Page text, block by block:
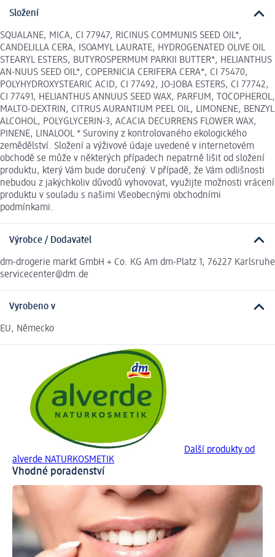
Složení
SQUALANE, MICA, CI 77947, RICINUS COMMUNIS SEED OIL*,
CANDELILLA CERA, ISOAMYL LAURATE, HYDROGENATED OLIVE OIL
STEARYL ESTERS, BUTYROSPERMUM PARKII BUTTER*, HELIANTHUS
AN-NUUS SEED OIL*, COPERNICIA CERIFERA CERA*, CI 75470,
POLYHYDROXYSTEARIC ACID, CI 77492, JO-JOBA ESTERS, CI 77742,
CI 77491, HELIANTHUS ANNUUS SEED WAX, PARFUM, TOCOPHEROL,
MALTO-DEXTRIN, CITRUS AURANTIUM PEEL OIL, LIMONENE, BENZYL
ALCOHOL, POLYGLYCERIN-3, ACACIA DECURRENS FLOWER WAX,
PINENE, LINALOOL * Suroviny z kontrolovaného ekologického
zemědělství. Složení a výživové údaje uvedené v internetovém
obchodě se může v některých případech nepatrně lišit od složení
produktu, který Vám bude doručený. V případě, že Vám odlišnosti
nebudou z jakýchkoliv důvodů vyhovovat, využijte možnosti vrácení
produktu v souladu s našimi Všeobecnými obchodními
podmínkami.
Výrobce / Dodavatel
dm-drogerie markt GmbH + Co. KG Am dm-Platz 1, 76227 Karlsruhe
servicecenter@dm.de
Vyrobeno v
EU, Německo
Další produkty od
alverde NATURKOSMETIK
Vhodné poradenství